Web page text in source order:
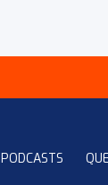
PODCASTS